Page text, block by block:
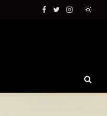
Facebook
TwitterInstagram